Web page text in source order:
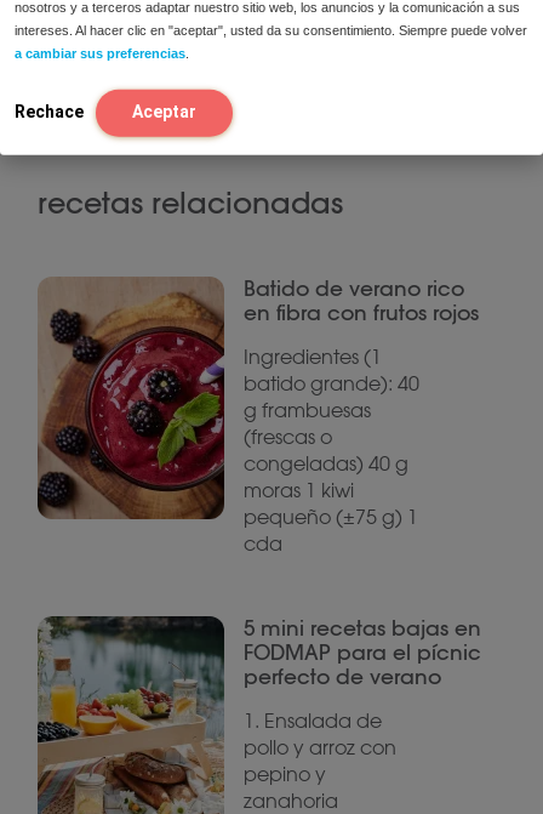
nosotros y a terceros adaptar nuestro sitio web, los anuncios y la comunicación a sus
intereses. Al hacer clic en "aceptar", usted da su consentimiento. Siempre puede volver
a cambiar sus preferencias
Rechace Aceptar
frigorífico. A continuación, desmolda la tarta.
La tarta de queso ya está lista. ¡Buen provecho!
recetas relacionadas
Batido de verano rico
en fibra con frutos rojos
Ingredientes (1
batido grande): 40
g frambuesas
(frescas o
congeladas) 40 g
moras 1 kiwi
pequeño (±75 g) 1
cda
5 mini recetas bajas en
FODMAP para el pícnic
perfecto de verano
1. Ensalada de
pollo y arroz con
pepino y
zanahoria